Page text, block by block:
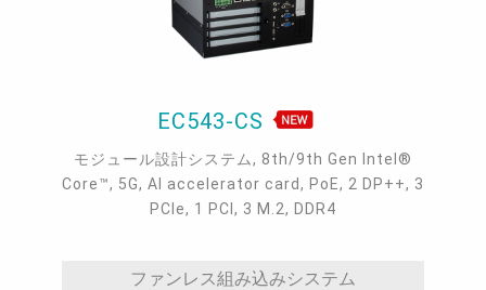
EC543-CS
モジュール設計システム, 8th/9th Gen Intel®
Core™, 5G, AI accelerator card, PoE, 2 DP++, 3
PCIe, 1 PCI, 3 M.2, DDR4
ファンレス組み込みシステム